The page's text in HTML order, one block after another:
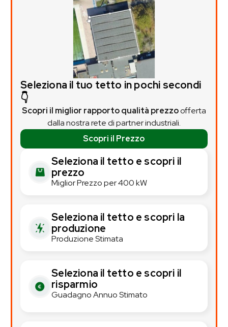
Seleziona il tuo tetto in pochi secondi
👇
Scopri il miglior rapporto qualità prezzoofferta
dalla nostra rete di partner industriali.
Scopri il Prezzo
Seleziona il tetto e scopri il
prezzo
Miglior Prezzo per 400 kW
Seleziona il tetto e scopri la
produzione
Produzione Stimata
Seleziona il tetto e scopri il
risparmio
Guadagno Annuo Stimato